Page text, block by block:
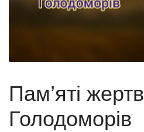
Пам’яті жертв
Голодоморів